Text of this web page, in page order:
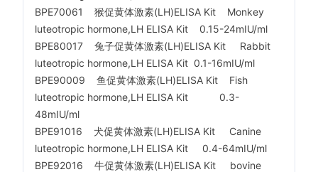
BPE70061 猴促黄体激素(LH)ELISA Kit Monkey
luteotropic hormone,LH ELISA Kit 0.15-24mIU/ml
BPE80017 兔子促黄体激素(LH)ELISA Kit Rabbit
luteotropic hormone,LH ELISA Kit 0.1-16mIU/ml
BPE90009 鱼促黄体激素(LH)ELISA Kit Fish
luteotropic hormone,LH ELISA Kit 0.3-
48mIU/ml
BPE91016 犬促黄体激素(LH)ELISA Kit Canine
luteotropic hormone,LH ELISA Kit 0.4-64mIU/ml
BPE92016 牛促黄体激素(LH)ELISA Kit bovine